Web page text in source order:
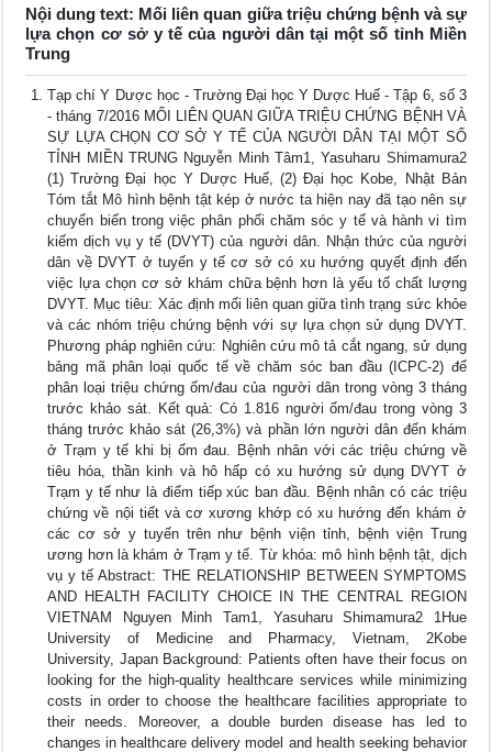
Nội dung text: Mối liên quan giữa triệu chứng bệnh và sự
lựa chọn cơ sở y tế của người dân tại một số tỉnh Miền
Trung
Tạp chí Y Dược học - Trường Đại học Y Dược Huế - Tập 6, số 3
- tháng 7/2016 MỐI LIÊN QUAN GIỮA TRIỆU CHỨNG BỆNH VÀ
SỰ LỰA CHỌN CƠ SỞ Y TẾ CỦA NGƯỜI DÂN TẠI MỘT SỐ
TỈNH MIỀN TRUNG Nguyễn Minh Tâm1, Yasuharu Shimamura2
(1) Trường Đại học Y Dược Huế, (2) Đại học Kobe, Nhật Bản
Tóm tắt Mô hình bệnh tật kép ở nước ta hiện nay đã tạo nên sự
chuyển biến trong việc phân phối chăm sóc y tế và hành vi tìm
kiếm dịch vụ y tế (DVYT) của người dân. Nhận thức của người
dân về DVYT ở tuyến y tế cơ sở có xu hướng quyết định đến
việc lựa chọn cơ sở khám chữa bệnh hơn là yếu tố chất lượng
DVYT. Mục tiêu: Xác định mối liên quan giữa tình trạng sức khỏe
và các nhóm triệu chứng bệnh với sự lựa chọn sử dụng DVYT.
Phương pháp nghiên cứu: Nghiên cứu mô tả cắt ngang, sử dụng
bảng mã phân loại quốc tế về chăm sóc ban đầu (ICPC-2) để
phân loại triệu chứng ốm/đau của người dân trong vòng 3 tháng
trước khảo sát. Kết quả: Có 1.816 người ốm/đau trong vòng 3
tháng trước khảo sát (26,3%) và phần lớn người dân đến khám
ở Trạm y tế khi bị ốm đau. Bệnh nhân với các triệu chứng về
tiêu hóa, thần kinh và hô hấp có xu hướng sử dụng DVYT ở
Trạm y tế như là điểm tiếp xúc ban đầu. Bệnh nhân có các triệu
chứng về nội tiết và cơ xương khớp có xu hướng đến khám ở
các cơ sở y tuyến trên như bệnh viện tỉnh, bệnh viện Trung
ương hơn là khám ở Trạm y tế. Từ khóa: mô hình bệnh tật, dịch
vụ y tế Abstract: THE RELATIONSHIP BETWEEN SYMPTOMS
AND HEALTH FACILITY CHOICE IN THE CENTRAL REGION
VIETNAM Nguyen Minh Tam1, Yasuharu Shimamura2 1Hue
University of Medicine and Pharmacy, Vietnam, 2Kobe
University, Japan Background: Patients often have their focus on
looking for the high-quality healthcare services while minimizing
costs in order to choose the healthcare facilities appropriate to
their needs. Moreover, a double burden disease has led to
changes in healthcare delivery model and health seeking behavior